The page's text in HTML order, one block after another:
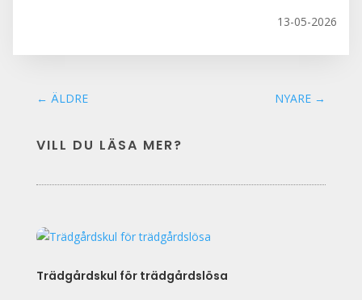
13-05-2026
← ÄLDRE NYARE →
VILL DU LÄSA MER?
Trädgårdskul för trädgårdslösa